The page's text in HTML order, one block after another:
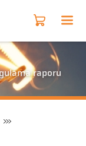
raporu